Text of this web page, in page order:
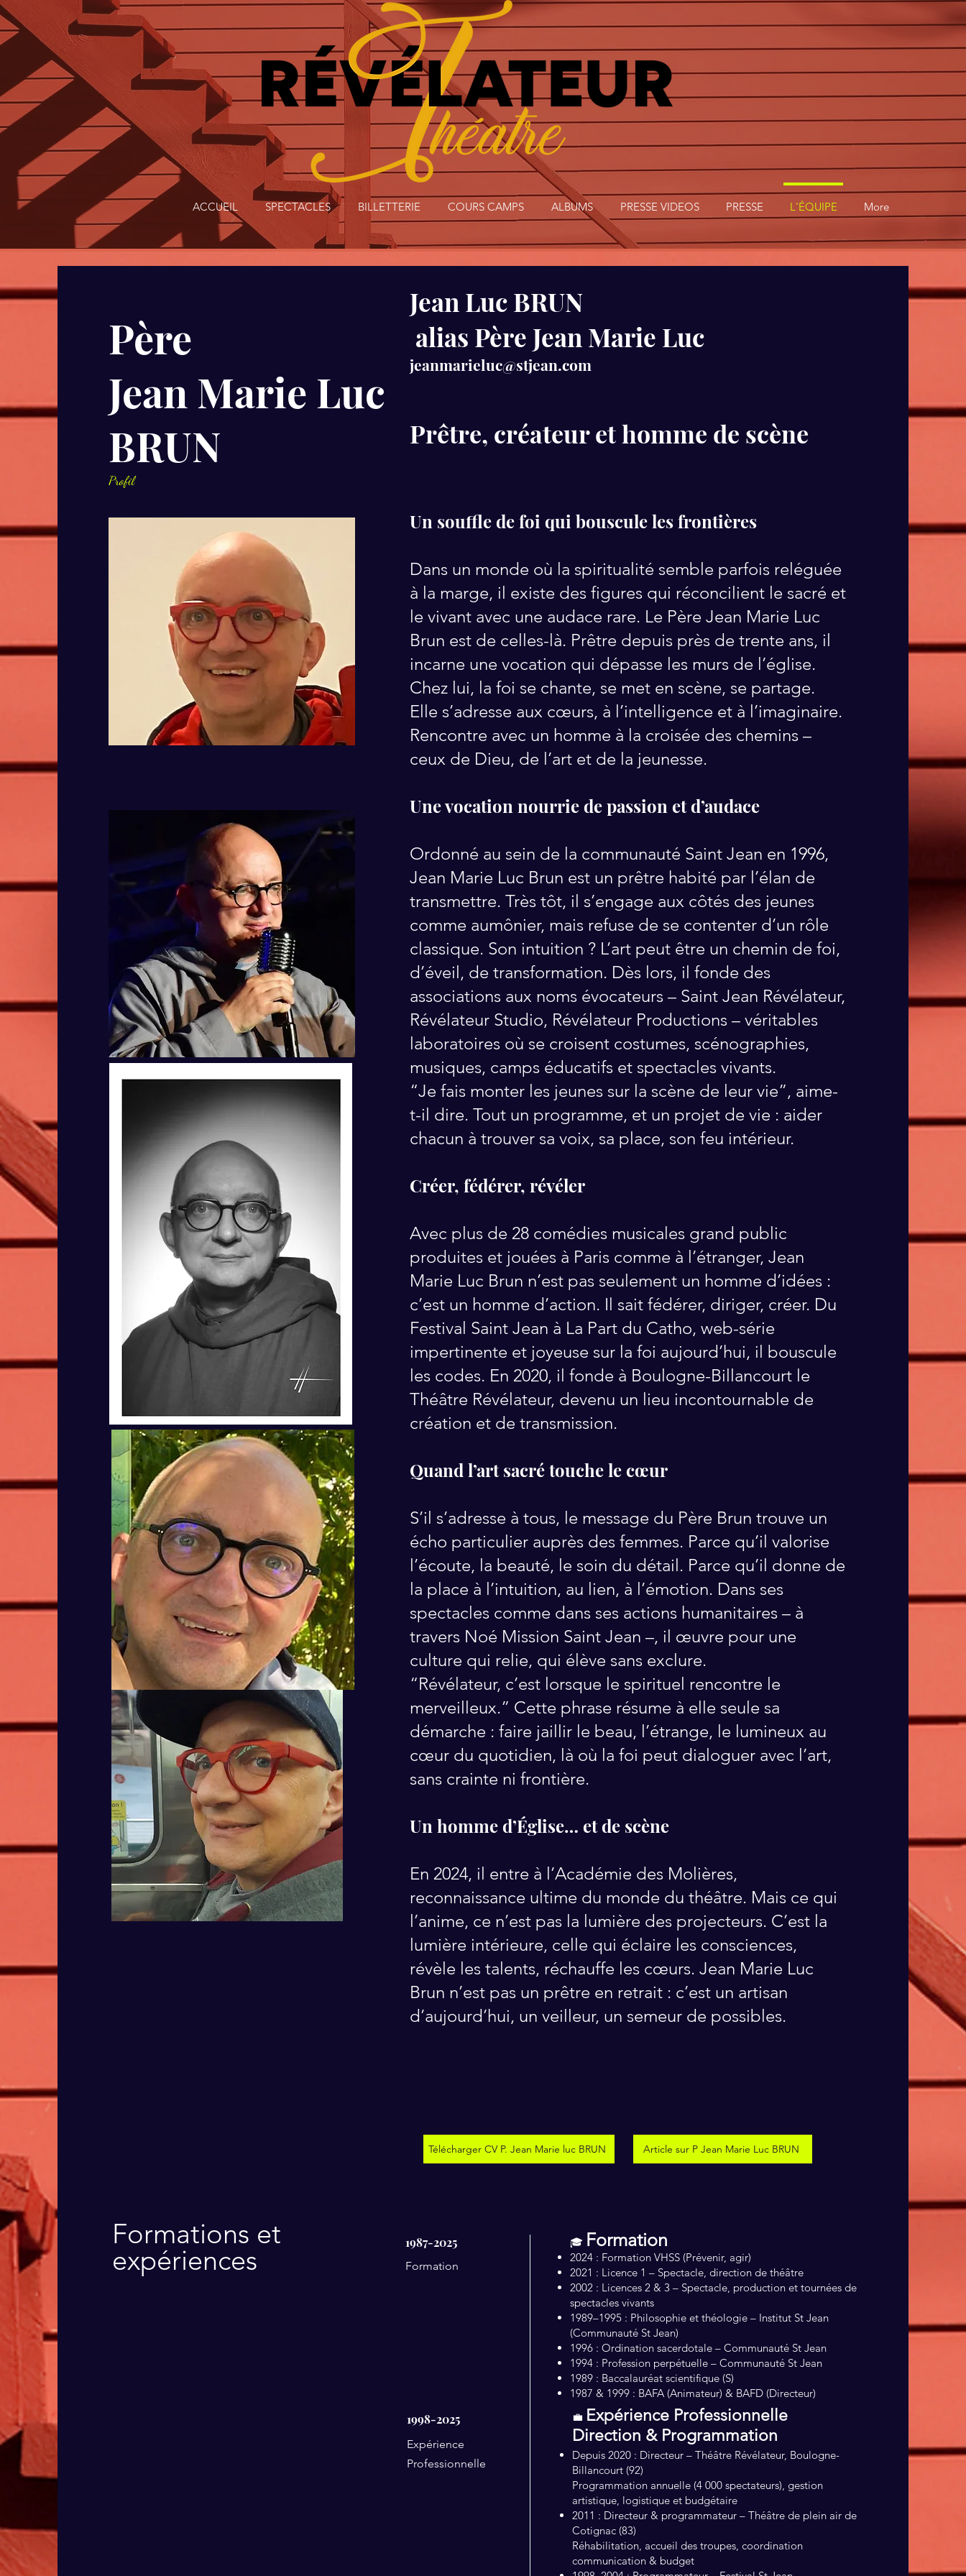
ACCUEIL SPECTACLES BILLETTERIE COURS CAMPS ALBUMS PRESSE VIDEOS PRESSE L'ÉQUIPE More
Père
Jean Marie Luc
BRUN
Profil
Jean Luc BRUN
alias Père Jean Marie Luc
jeanmarieluc@stjean.com
Prêtre, créateur et homme de scène
Un souffle de foi qui bouscule les frontières​
Dans un monde où la spiritualité semble parfois reléguée
à la marge, il existe des figures qui réconcilient le sacré et
le vivant avec une audace rare. Le Père Jean Marie Luc
Brun est de celles-là. Prêtre depuis près de trente ans, il
incarne une vocation qui dépasse les murs de l’église.
Chez lui, la foi se chante, se met en scène, se partage.
Elle s’adresse aux cœurs, à l’intelligence et à l’imaginaire.
Rencontre avec un homme à la croisée des chemins –
ceux de Dieu, de l’art et de la jeunesse.
Une vocation nourrie de passion et d’audace
Ordonné au sein de la communauté Saint Jean en 1996,
Jean Marie Luc Brun est un prêtre habité par l’élan de
transmettre. Très tôt, il s’engage aux côtés des jeunes
comme aumônier, mais refuse de se contenter d’un rôle
classique. Son intuition ? L’art peut être un chemin de foi,
d’éveil, de transformation. Dès lors, il fonde des
associations aux noms évocateurs – Saint Jean Révélateur,
Révélateur Studio, Révélateur Productions – véritables
laboratoires où se croisent costumes, scénographies,
musiques, camps éducatifs et spectacles vivants.
“Je fais monter les jeunes sur la scène de leur vie”, aime-
t-il dire. Tout un programme, et un projet de vie : aider
chacun à trouver sa voix, sa place, son feu intérieur.
Créer, fédérer, révéler
Avec plus de 28 comédies musicales grand public
produites et jouées à Paris comme à l’étranger, Jean
Marie Luc Brun n’est pas seulement un homme d’idées :
c’est un homme d’action. Il sait fédérer, diriger, créer. Du
Festival Saint Jean à La Part du Catho, web-série
impertinente et joyeuse sur la foi aujourd’hui, il bouscule
les codes. En 2020, il fonde à Boulogne-Billancourt le
Théâtre Révélateur, devenu un lieu incontournable de
création et de transmission.
Quand l’art sacré touche le cœur
S’il s’adresse à tous, le message du Père Brun trouve un
écho particulier auprès des femmes. Parce qu’il valorise
l’écoute, la beauté, le soin du détail. Parce qu’il donne de
la place à l’intuition, au lien, à l’émotion. Dans ses
spectacles comme dans ses actions humanitaires – à
travers Noé Mission Saint Jean –, il œuvre pour une
culture qui relie, qui élève sans exclure.
“Révélateur, c’est lorsque le spirituel rencontre le
merveilleux.” Cette phrase résume à elle seule sa
démarche : faire jaillir le beau, l’étrange, le lumineux au
cœur du quotidien, là où la foi peut dialoguer avec l’art,
sans crainte ni frontière.
Un homme d’Église… et de scène
En 2024, il entre à l’Académie des Molières,
reconnaissance ultime du monde du théâtre. Mais ce qui
l’anime, ce n’est pas la lumière des projecteurs. C’est la
lumière intérieure, celle qui éclaire les consciences,
révèle les talents, réchauffe les cœurs. Jean Marie Luc
Brun n’est pas un prêtre en retrait : c’est un artisan
d’aujourd’hui, un veilleur, un semeur de possibles.
Télécharger CV P. Jean Marie luc BRUN Article sur P Jean Marie Luc BRUN
Formations et
expériences
1987-2025
Formation
🎓 Formation
2024 : Formation VHSS (Prévenir, agir)
2021 : Licence 1 – Spectacle, direction de théâtre
2002 : Licences 2 & 3 – Spectacle, production et tournées de
spectacles vivants
1989–1995 : Philosophie et théologie – Institut St Jean
(Communauté St Jean)
1996 : Ordination sacerdotale – Communauté St Jean
1994 : Profession perpétuelle – Communauté St Jean
1989 : Baccalauréat scientifique (S)
1987 & 1999 : BAFA (Animateur) & BAFD (Directeur)
1998-2025
Expérience
Professionnelle
💼 Expérience Professionnelle
Direction & Programmation
Depuis 2020 : Directeur – Théâtre Révélateur, Boulogne-
Billancourt (92)
Programmation annuelle (4 000 spectateurs), gestion
artistique, logistique et budgétaire
2011 : Directeur & programmateur – Théâtre de plein air de
Cotignac (83)
Réhabilitation, accueil des troupes, coordination
communication & budget